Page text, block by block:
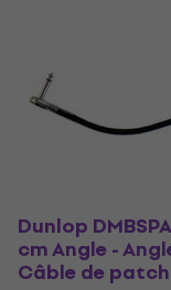
Dunlop
cm Angle -
Câble de patch